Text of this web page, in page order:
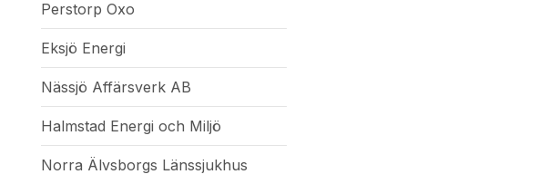
Perstorp Oxo
Eksjö Energi
Nässjö Affärsverk AB
Halmstad Energi och Miljö
Norra Älvsborgs Länssjukhus